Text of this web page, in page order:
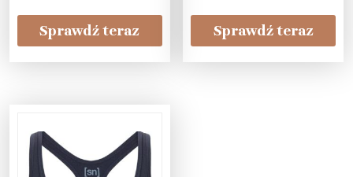
Sprawdź teraz Sprawdź teraz